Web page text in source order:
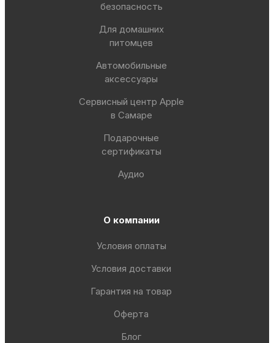
безопасность
Для домашних
питомцев
Автомобильные
аксессуары
Сервисный центр Apple
в Самаре
Подарочные
сертификаты
Аудио
О компании
Условия оплаты
Условия доставки
Гарантия на товар
Оферта
Блог